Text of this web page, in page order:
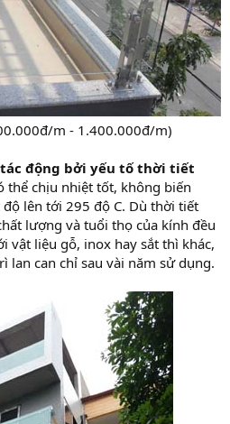
m - 1.400.000đ/m)
động bởi yếu tố thời tiết
thể chịu nhiệt tốt, không biến
lên tới 295 độ C. Dù thời tiết
lượng và tuổi thọ của kính đều
vật liệu gỗ, inox hay sắt thì khác,
lan can chỉ sau vài năm sử dụng.